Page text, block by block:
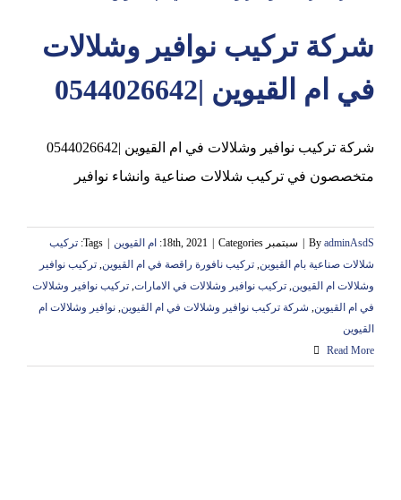
عجمانشركة تركيب نوافير وشلالات
في ام القيوين |0544026642
شركة تركيب نوافير وشلالات في ام القيوين |0544026642
متخصصون في تركيب شلالات صناعية وانشاء نوافير
By adminAsdS سبتمبر 18th, 2021 Categories: ام القيوين Tags: تركيب
شلالات صناعية بام القيوين, تركيب نافورة راقصة في ام القيوين, تركيب نوافير
وشلالات ام القيوين, تركيب نوافير وشلالات في الامارات, تركيب نوافير وشلالات
في ام القيوين, شركة تركيب نوافير وشلالات في ام القيوين, نوافير وشلالات ام
القيوين
Read More